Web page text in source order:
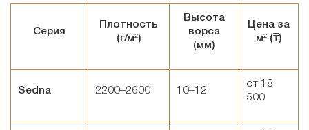
Серия
Плотность
(г/м²)
Высота
ворса
(мм)
Цена за
м² (₸)
Sedna 2200–2600 10–12
от 18
500